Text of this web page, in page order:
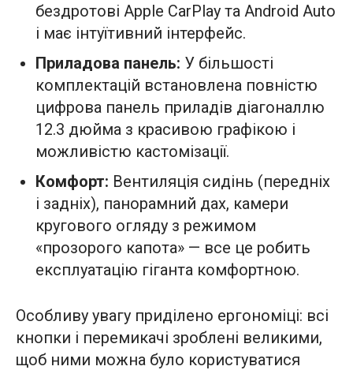
бездротові Apple CarPlay та Android Auto
і має інтуїтивний інтерфейс.
Приладова панель: У більшості
комплектацій встановлена повністю
цифрова панель приладів діагоналлю
12.3 дюйма з красивою графікою і
можливістю кастомізації.
Комфорт: Вентиляція сидінь (передніх
і задніх), панорамний дах, камери
кругового огляду з режимом
«прозорого капота» — все це робить
експлуатацію гіганта комфортною.
Особливу увагу приділено ергономіці: всі
кнопки і перемикачі зроблені великими,
щоб ними можна було користуватися